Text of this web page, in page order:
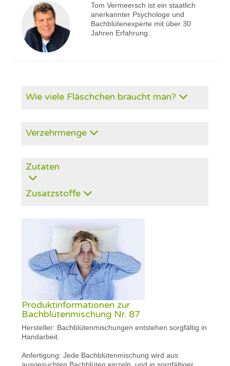
Tom Vermeersch ist ein staatlich
anerkannter Psychologe und
Bachblütenexperte mit über 30
Jahren Erfahrung.
Wie viele Fläschchen braucht man?
Verzehrmenge
Zutaten
Zusatzstoffe
Produktinformationen zur
Bachblütenmischung Nr. 87
Hersteller: Bachblütenmischungen entstehen sorgfältig in
Handarbeit.
Anfertigung: Jede Bachblütenmischung wird aus
ausgesuchten Bachblüten einzeln, und in sorgfältiger